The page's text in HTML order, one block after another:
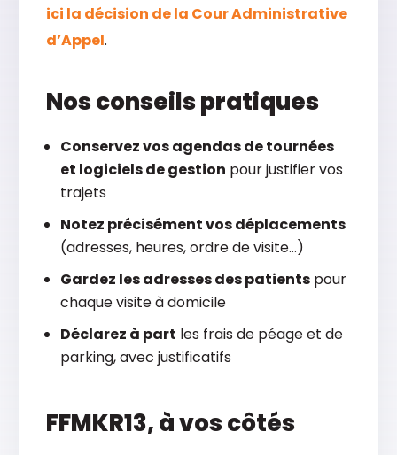
ici la décision de la Cour Administrative
d’Appel.
Nos conseils pratiques
Conservez vos agendas de tournées
et logiciels de gestion pour justifier vos
trajets
Notez précisément vos déplacements
(adresses, heures, ordre de visite…)
Gardez les adresses des patients pour
chaque visite à domicile
Déclarez à part les frais de péage et de
parking, avec justificatifs
FFMKR13, à vos côtés